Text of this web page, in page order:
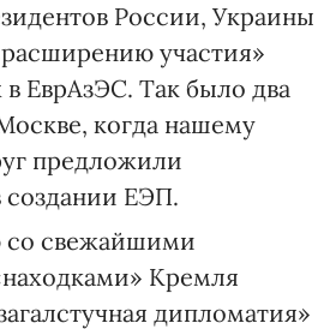
России, Украины
участия»
ЕврАзЭС. Так было два
когда нашему
предложили
создании ЕЭП.
со свежайшими
Кремля
дипломатия»